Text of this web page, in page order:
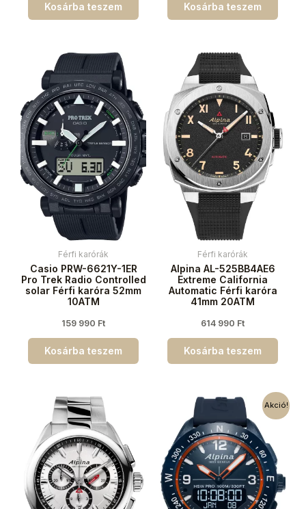
Kosárba teszem Kosárba teszem
Férfi karórák
Casio PRW-6621Y-1ER
Pro Trek Radio Controlled
solar Férfi karóra 52mm
10ATM
159 990 Ft
Kosárba teszem
Férfi karórák
Alpina AL-525BB4AE6
Extreme California
Automatic Férfi karóra
41mm 20ATM
614 990 Ft
Kosárba teszem
Akció!